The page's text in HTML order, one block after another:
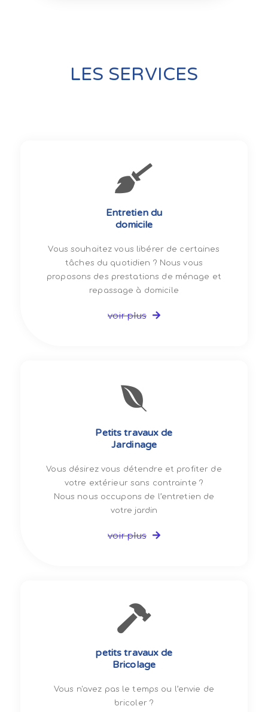
LES SERVICES
Entretien du
domicile
Vous souhaitez vous libérer de certaines
tâches du quotidien ? Nous vous
proposons des prestations de ménage et
repassage à domicile
voir plus
Petits travaux de
Jardinage
Vous désirez vous détendre et profiter de
votre extérieur sans contrainte ?
Nous nous occupons de l’entretien de
votre jardin
voir plus
petits travaux de
Bricolage
Vous n'avez pas le temps ou l’envie de
bricoler ?